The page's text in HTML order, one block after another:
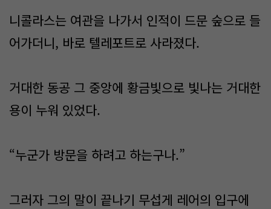
니콜라스는 여관을 나가서 인적이 드문 숲으로 들
어가더니, 바로 텔레포트로 사라졌다.
거대한 동공 그 중앙에 황금빛으로 빛나는 거대한
용이 누워 있었다.
“누군가 방문을 하려고 하는구나.”
그러자 그의 말이 끝나기 무섭게 레어의 입구에